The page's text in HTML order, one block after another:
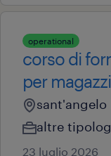
operational
corso di
per
altre
23 luglio 2026